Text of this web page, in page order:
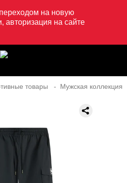
на новую
авторизация на сайте
товары Мужская коллекция